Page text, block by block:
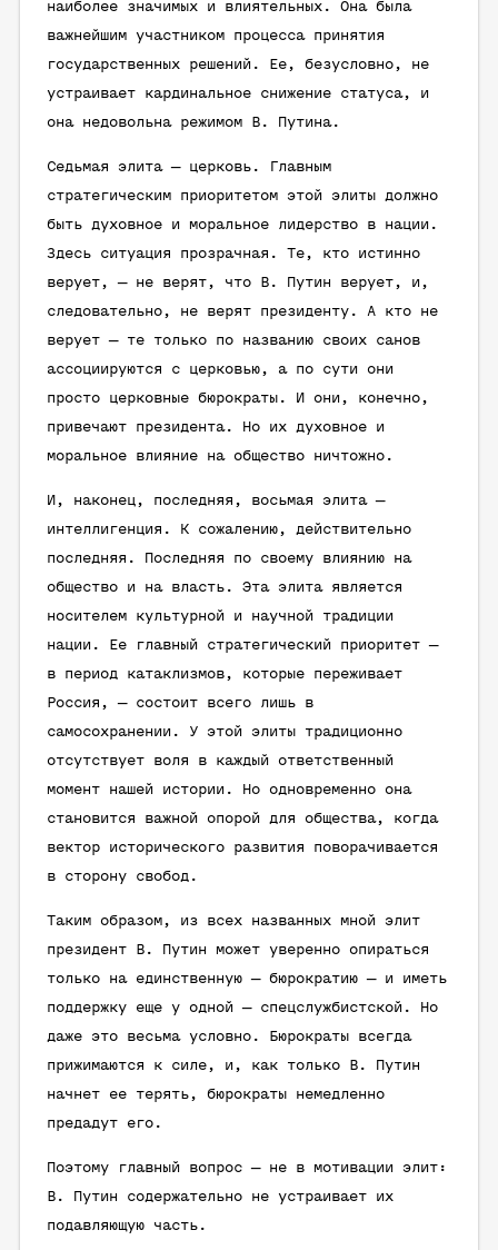
наиболее значимых и влиятельных. Она была
важнейшим участником процесса принятия
государственных решений. Ее, безусловно, не
устраивает кардинальное снижение статуса, и
она недовольна режимом В. Путина.
Седьмая элита — церковь. Главным
стратегическим приоритетом этой элиты должно
быть духовное и моральное лидерство в нации.
Здесь ситуация прозрачная. Те, кто истинно
верует, — не верят, что В. Путин верует, и,
следовательно, не верят президенту. А кто не
верует — те только по названию своих санов
ассоциируются с церковью, а по сути они
просто церковные бюрократы. И они, конечно,
привечают президента. Но их духовное и
моральное влияние на общество ничтожно.
И, наконец, последняя, восьмая элита —
интеллигенция. К сожалению, действительно
последняя. Последняя по своему влиянию на
общество и на власть. Эта элита является
носителем культурной и научной традиции
нации. Ее главный стратегический приоритет —
в период катаклизмов, которые переживает
Россия, — состоит всего лишь в
самосохранении. У этой элиты традиционно
отсутствует воля в каждый ответственный
момент нашей истории. Но одновременно она
становится важной опорой для общества, когда
вектор исторического развития поворачивается
в сторону свобод.
Таким образом, из всех названных мной элит
президент В. Путин может уверенно опираться
только на единственную — бюрократию — и иметь
поддержку еще у одной — спецслужбистской. Но
даже это весьма условно. Бюрократы всегда
прижимаются к силе, и, как только В. Путин
начнет ее терять, бюрократы немедленно
предадут его.
Поэтому главный вопрос — не в мотивации элит:
В. Путин содержательно не устраивает их
подавляющую часть.